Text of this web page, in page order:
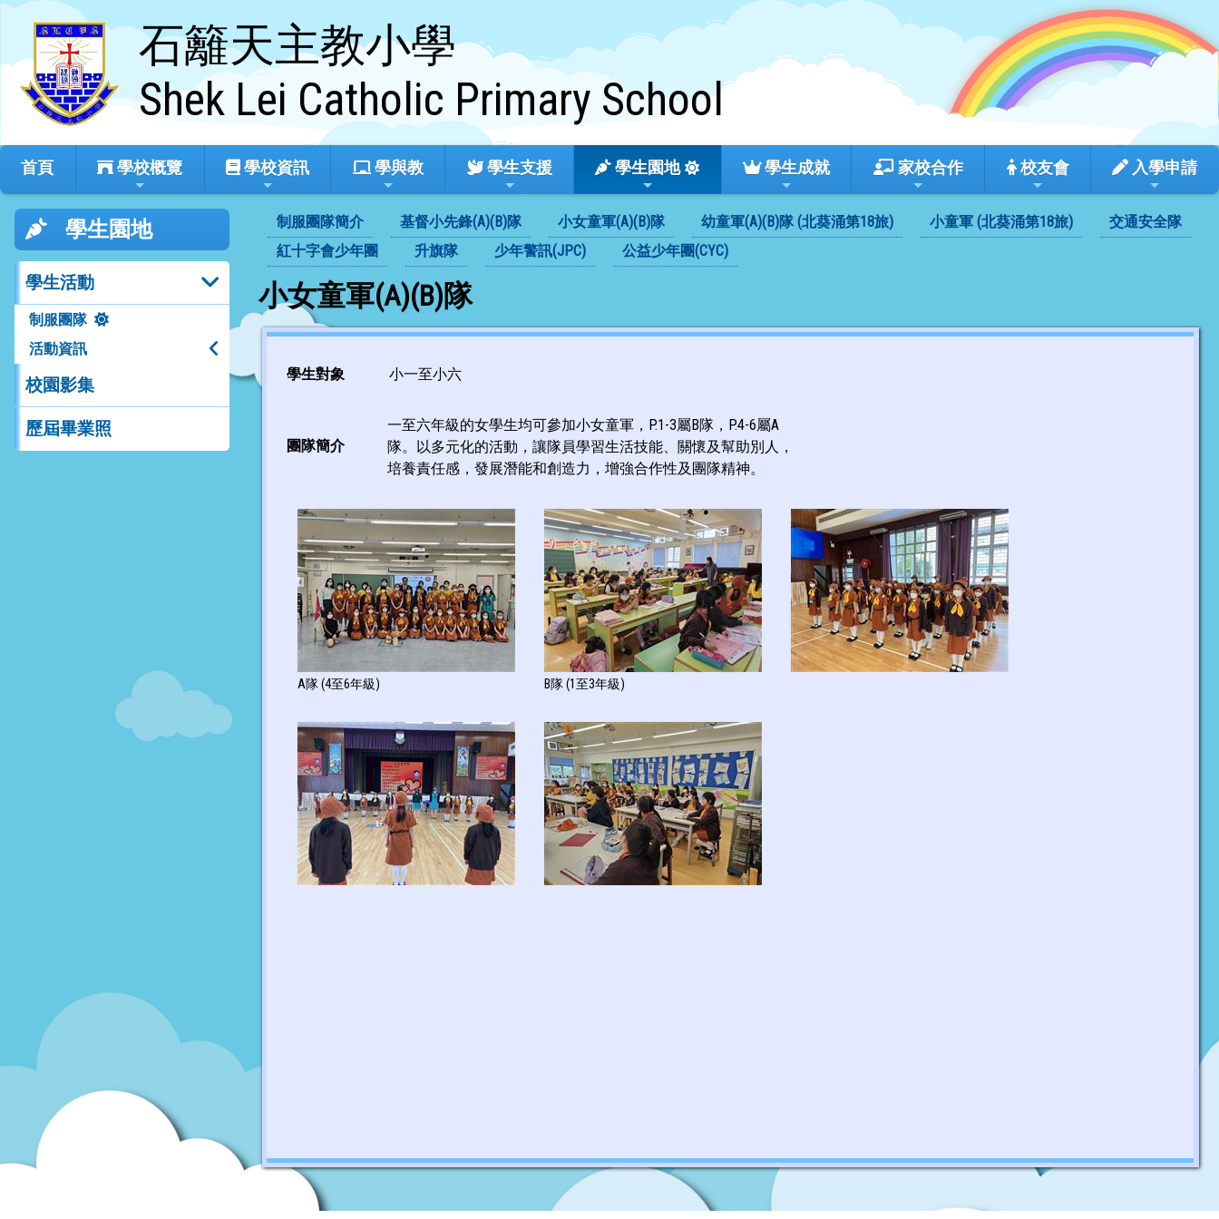
石籬天主教小學
Shek Lei Catholic Primary School
首頁 學校概覽 學校資訊 學與教 學生支援 學生園地 學生成就 家校合作 校友會 入學申請
學生園地
學生活動
制服團隊
活動資訊
校園影集
歷屆畢業照
制服團隊簡介 基督小先鋒(A)(B)隊 小女童軍(A)(B)隊 幼童軍(A)(B)隊 (北葵涌第18旅) 小童軍 (北葵涌第18旅)
交通安全隊
紅十字會少年團
升旗隊 少年警訊(JPC) 公益少年團(CYC)
小女童軍(A)(B)隊
學生對象 小一至小六
團隊簡介
一至六年級的女學生均可參加小女童軍，P.1-3屬B隊，P.4-6屬A
隊。以多元化的活動，讓隊員學習生活技能、關懷及幫助別人，
培養責任感，發展潛能和創造力，增強合作性及團隊精神。
A隊 (4至6年級) B隊 (1至3年級)